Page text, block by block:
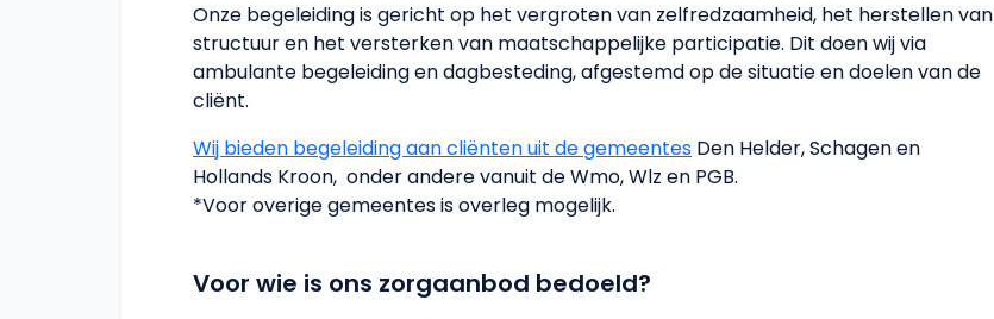
Onze begeleiding is gericht op het vergroten van zelfredzaamheid, het herstellen van
structuur en het versterken van maatschappelijke participatie. Dit doen wij via
ambulante begeleiding en dagbesteding, afgestemd op de situatie en doelen van de
cliënt.
Wij bieden begeleiding aan cliënten uit de gemeentes Den Helder, Schagen en
Hollands Kroon, onder andere vanuit de Wmo, Wlz en PGB.
*Voor overige gemeentes is overleg mogelijk.
Voor wie is ons zorgaanbod bedoeld?